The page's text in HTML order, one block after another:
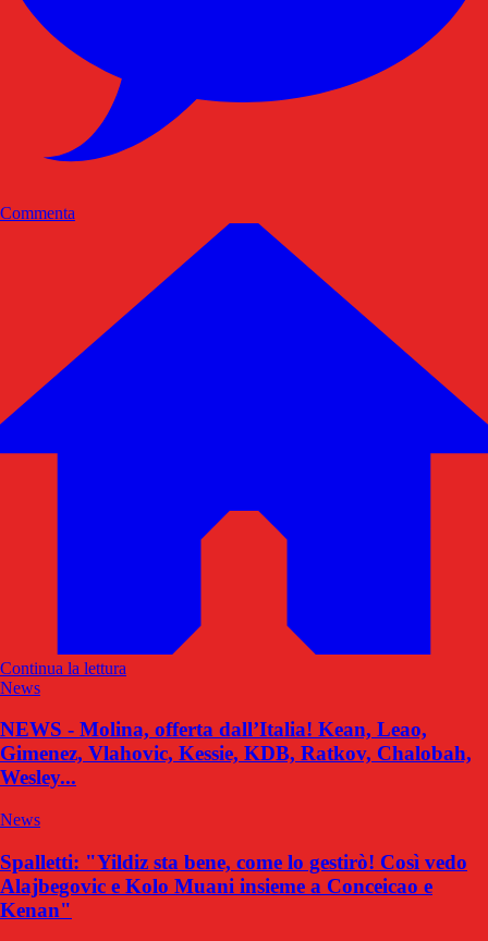
Commenta
Continua la lettura
News
NEWS - Molina, offerta dall’Italia! Kean, Leao,
Gimenez, Vlahovic, Kessie, KDB, Ratkov, Chalobah,
Wesley...
News
Spalletti: "Yildiz sta bene, come lo gestirò! Così vedo
Alajbegovic e Kolo Muani insieme a Conceicao e
Kenan"